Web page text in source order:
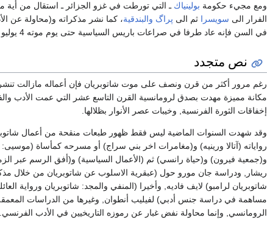
ومع مجيء حكومة بولينياك ـ التي تورطت في غزو الجزائر ـ استقال من
الفرار الى سويسرا ثم الى پراگ والبندقية، كما نشر مذكراته و(محاولة عن
في السن فإنه عاد طرفا في صراعات باريس السياسية حتى يوم موته 4 يوليو 1848م عن عمر يناهز الثمانين عاما.
نص متجدد
رغم مرور أكثر من قرن ونصف على موت شاتوبريان فإن أعماله مازالت تنشر
مكانة مميزة مهدت بصدق لرومانسية القرن التاسع عشر التي عمت الأدب
إخفاقات الثورة الفرنسية, وخيبات عصر الأنوار بظلالها.
وقد شهدت السنوات الماضية ليس فقط ظهور طبعات منقحة من أعمال
رواياته (آتالا ورينيه) و(مغامرات اخر بني سراج) أو مسرحه كمأساة
و(جمعية فيرون) و(حياة رانسي) ثم (الأعمال السياسية) و(أفق الرسم عبر
ريشار, ودراسة جان مورو حول (عبقرية الاسلوب عن شاتوبريان من خلال
شاتوبريان لرامبو) لايف فاديه, وأخيرا (المنفي والمجد: شاتوبريان ورواية
مساهمة في دراسة جنس أدبي) لفيليب أنطوان, وغيرها من الدراسات المعمقة
الرومانسي, وإنما محاولة نفض غبار عن رموزه التاريخيين في الأدب الفرنسي.